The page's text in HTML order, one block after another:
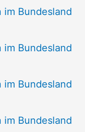
im Bundesland
im Bundesland
im Bundesland
im Bundesland